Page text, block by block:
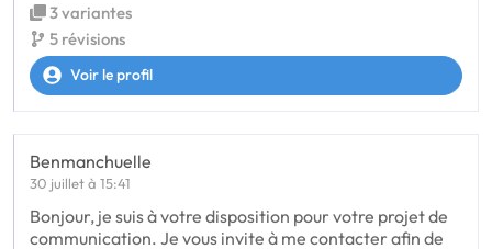
3 variantes
5 révisions
Voir le profil
Benmanchuelle
30 juillet à 15:41
Bonjour, je suis à votre disposition pour votre projet de
communication. Je vous invite à me contacter afin de